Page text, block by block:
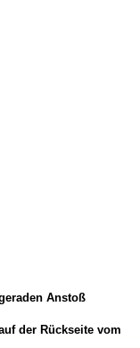
Anstoß
der Rückseite vom